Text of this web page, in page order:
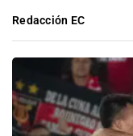
Redacción EC